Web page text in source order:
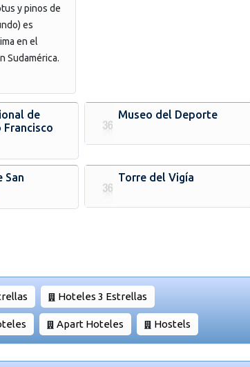
y pinos de
es
en el
Sudamérica.
de
Museo del Deporte
San
Torre del Vigía
Hoteles 3 Estrellas
Apart Hoteles Hostels